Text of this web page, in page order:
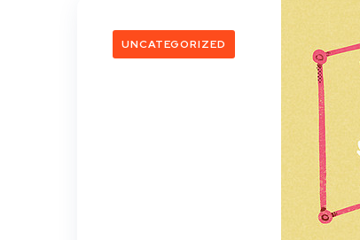
UNCATEGORIZED